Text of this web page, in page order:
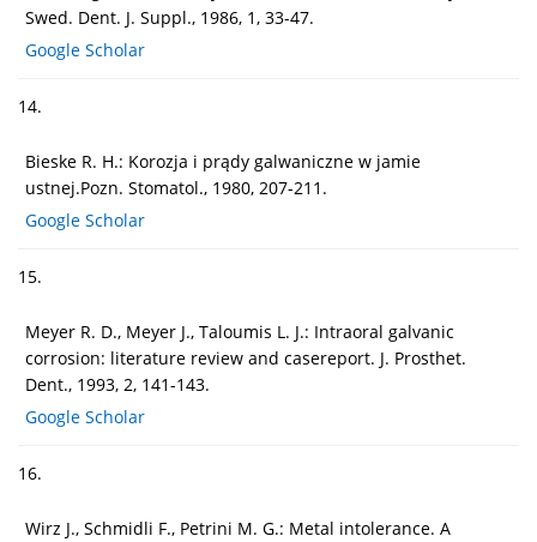
Swed. Dent. J. Suppl., 1986, 1, 33-47.
Google Scholar
14.
Bieske R. H.: Korozja i prądy galwaniczne w jamie
ustnej.Pozn. Stomatol., 1980, 207-211.
Google Scholar
15.
Meyer R. D., Meyer J., Taloumis L. J.: Intraoral galvanic
corrosion: literature review and casereport. J. Prosthet.
Dent., 1993, 2, 141-143.
Google Scholar
16.
Wirz J., Schmidli F., Petrini M. G.: Metal intolerance. A